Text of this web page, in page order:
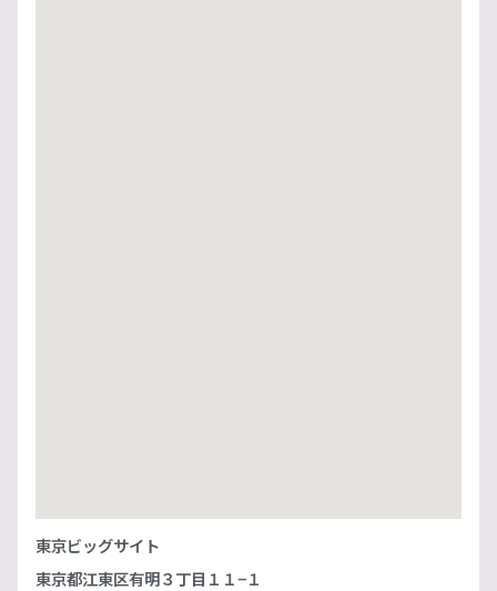
東京ビッグサイト
東京都江東区有明３丁目１１−１